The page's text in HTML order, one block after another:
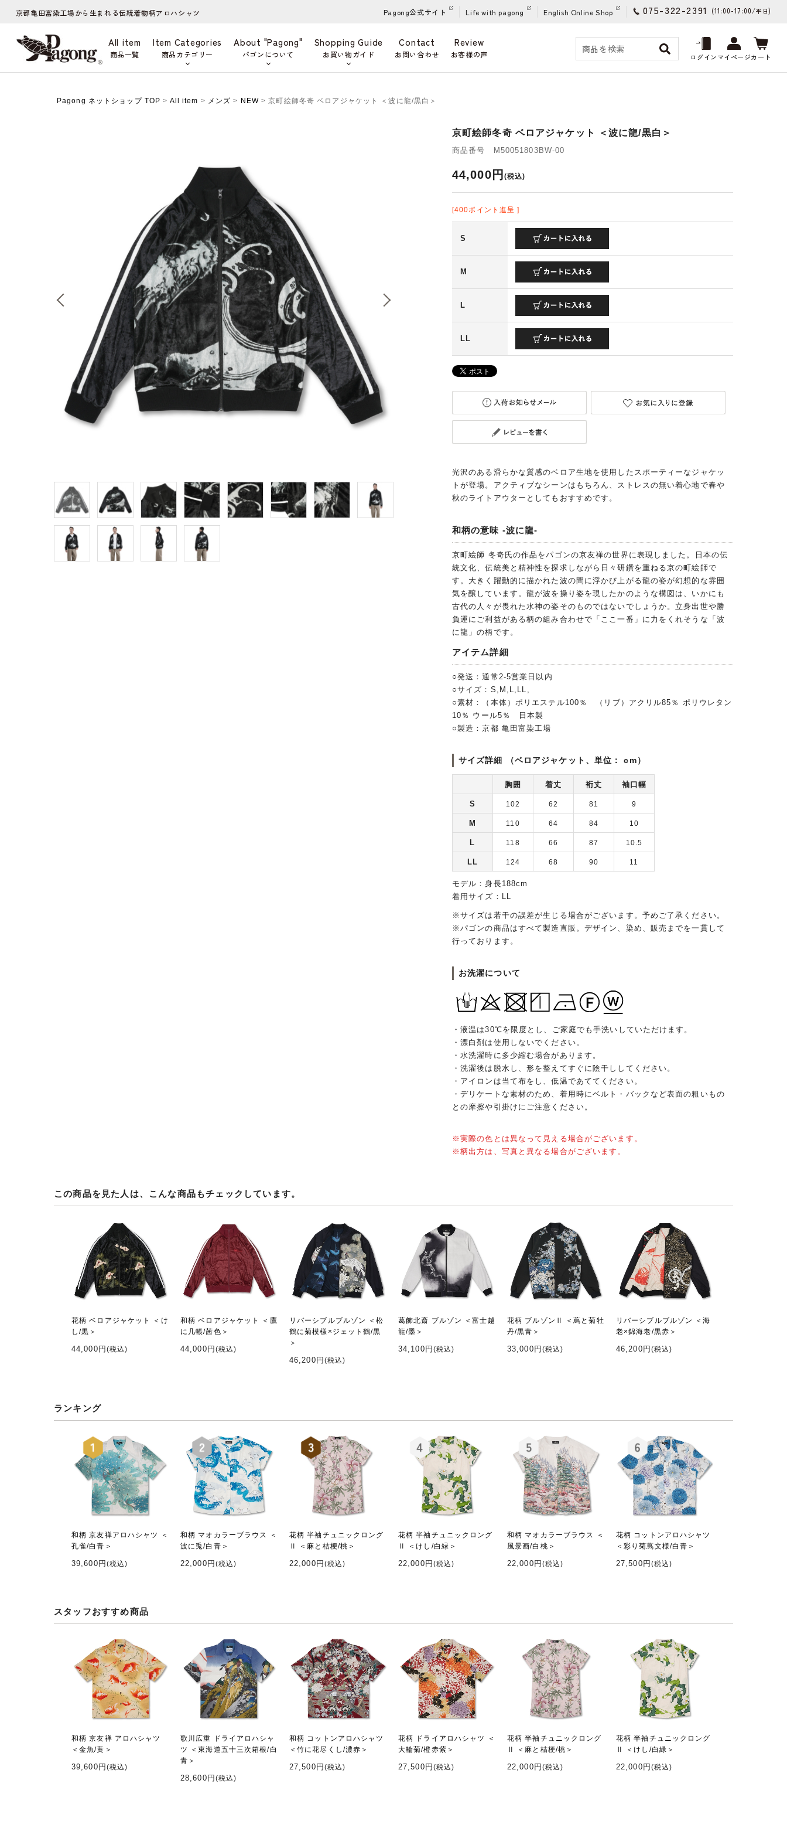
京都亀田富染工場から生まれる伝統着物柄アロハシャツ Pagong公式サイト Life with pagong English Online Shop 075-322-2391 (11:00-17:00/平日)
All item
商品一覧
Item Categories
商品カテゴリー
About "Pagong"
パゴンについて
Shopping Guide
お買い物ガイド
Contact
お問い合わせ
Review
お客様の声 ログインマイページカート
Pagong ネットショップ TOP > All item > メンズ > NEW > 京町絵師冬奇 ベロアジャケット ＜波に龍/黒白＞
京町絵師冬奇 ベロアジャケット ＜波に龍/黒白＞
商品番号 M50051803BW-00
44,000円 (税込)
[400ポイント進呈 ]
S
M
L
LL
光沢のある滑らかな質感のベロア生地を使用したスポーティーなジャケッ
トが登場。アクティブなシーンはもちろん、ストレスの無い着心地で春や
秋のライトアウターとしてもおすすめです。
和柄の意味 -波に龍-
京町絵師 冬奇氏の作品をパゴンの京友禅の世界に表現しました。日本の伝
統文化、伝統美と精神性を探求しながら日々研鑽を重ねる京の町絵師で
す。大きく躍動的に描かれた波の間に浮かび上がる龍の姿が幻想的な雰囲
気を醸しています。龍が波を操り姿を現したかのような構図は、いかにも
古代の人々が畏れた水神の姿そのものではないでしょうか。立身出世や勝
負運にご利益がある柄の組み合わせで「ここ一番」に力をくれそうな「波
に龍」の柄です。
アイテム詳細
○発送：通常2-5営業日以内
○サイズ：S,M,L,LL,
○素材：（本体）ポリエステル100％ （リブ）アクリル85％ ポリウレタン
10％ ウール5％ 日本製
○製造：京都 亀田富染工場
サイズ詳細 （ベロアジャケット、単位： cm）
胸囲 着丈 裄丈 袖口幅
S 102 62 81 9
M 110 64 84 10
L 118 66 87 10.5
LL 124 68 90 11
モデル：身長188cm
着用サイズ：LL
※サイズは若干の誤差が生じる場合がございます。予めご了承ください。
※パゴンの商品はすべて製造直販。デザイン、染め、販売までを一貫して
行っております。
お洗濯について
・液温は30℃を限度とし、ご家庭でも手洗いしていただけます。
・漂白剤は使用しないでください。
・水洗濯時に多少縮む場合があります。
・洗濯後は脱水し、形を整えてすぐに陰干ししてください。
・アイロンは当て布をし、低温であててください。
・デリケートな素材のため、着用時にベルト・バックなど表面の粗いもの
との摩擦や引掛けにご注意ください。
※実際の色とは異なって見える場合がございます。
※柄出方は、写真と異なる場合がございます。
この商品を見た人は、こんな商品もチェックしています。
花柄 ベロアジャケット ＜け
し/黒＞
44,000円 (税込)
和柄 ベロアジャケット ＜鷹
に几帳/茜色＞
44,000円 (税込)
リバーシブルブルゾン ＜松
鶴に菊模様×ジェット鶴/黒
＞
46,200円 (税込)
葛飾北斎 ブルゾン ＜富士越
龍/墨＞
34,100円 (税込)
花柄 ブルゾンⅡ ＜蔦と菊牡
丹/黒青＞
33,000円 (税込)
リバーシブルブルゾン ＜海
老×錦海老/黒赤＞
46,200円 (税込)
ランキング
和柄 京友禅アロハシャツ ＜
孔雀/白青＞
39,600円 (税込)
和柄 マオカラーブラウス ＜
波に兎/白青＞
22,000円 (税込)
花柄 半袖チュニックロング
Ⅱ ＜麻と桔梗/桃＞
22,000円 (税込)
花柄 半袖チュニックロング
Ⅱ ＜けし/白緑＞
22,000円 (税込)
和柄 マオカラーブラウス ＜
風景画/白桃＞
22,000円 (税込)
花柄 コットンアロハシャツ
＜彩り菊蔦文様/白青＞
27,500円 (税込)
スタッフおすすめ商品
和柄 京友禅 アロハシャツ
＜金魚/黄＞
39,600円 (税込)
歌川広重 ドライアロハシャ
ツ ＜東海道五十三次箱根/白
青＞
28,600円 (税込)
和柄 コットンアロハシャツ
＜竹に花尽くし/濃赤＞
27,500円 (税込)
花柄 ドライアロハシャツ ＜
大輪菊/橙赤紫＞
27,500円 (税込)
花柄 半袖チュニックロング
Ⅱ ＜麻と桔梗/桃＞
22,000円 (税込)
花柄 半袖チュニックロング
Ⅱ ＜けし/白緑＞
22,000円 (税込)